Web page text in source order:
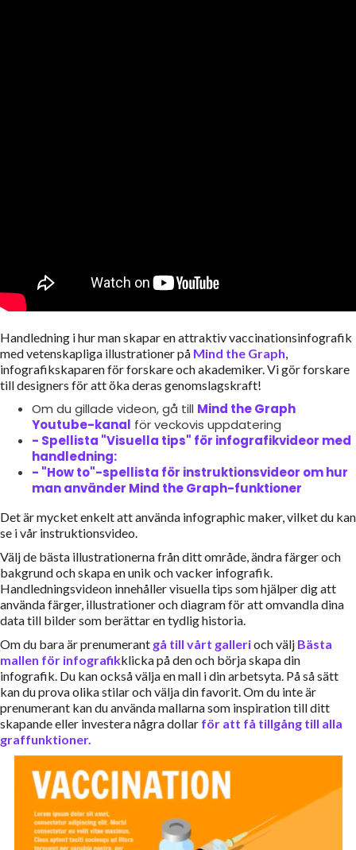
Handledning i hur man skapar en attraktiv vaccinationsinfografik
med vetenskapliga illustrationer på Mind the Graph,
infografikskaparen för forskare och akademiker. Vi gör forskare
till designers för att öka deras genomslagskraft!
Om du gillade videon, gå till Mind the Graph
Youtube-kanal för veckovis uppdatering
- Spellista "Visuella tips" för infografikvideor med
handledning:
- "How to"-spellista för instruktionsvideor om hur
man använder Mind the Graph-funktioner
Det är mycket enkelt att använda infographic maker, vilket du kan
se i vår instruktionsvideo.
Välj de bästa illustrationerna från ditt område, ändra färger och
bakgrund och skapa en unik och vacker infografik.
Handledningsvideon innehåller visuella tips som hjälper dig att
använda färger, illustrationer och diagram för att omvandla dina
data till bilder som berättar en tydlig historia.
Om du bara är prenumerant gå till vårt gallerioch välj Bästa
mallen för infografikklicka på den och börja skapa din
infografik. Du kan också välja en mall i din arbetsyta. På så sätt
kan du prova olika stilar och välja din favorit. Om du inte är
prenumerant kan du använda mallarna som inspiration till ditt
skapande eller investera några dollar för att få tillgång till alla
graffunktioner.